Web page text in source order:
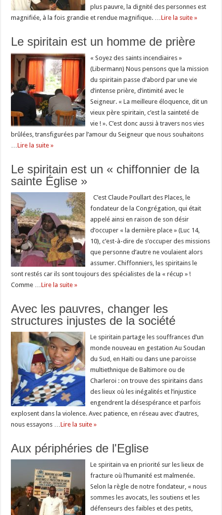
plus pauvre, la dignité des personnes est
magnifiée, à la fois grandie et rendue magnifique. …Lire la suite »
Le spiritain est un homme de prière
« Soyez des saints incendiaires »
(Libermann) Nous pensons que la mission
du spiritain passe d’abord par une vie
d’intense prière, d’intimité avec le
Seigneur. « La meilleure éloquence, dit un
vieux père spiritain, c’est la sainteté de
vie ! ». C’est donc aussi à travers nos vies
brûlées, transfigurées par l’amour du Seigneur que nous souhaitons
…Lire la suite »
Le spiritain est un « chiffonnier de la
sainte Église »
C’est Claude Poullart des Places, le
fondateur de la Congrégation, qui était
appelé ainsi en raison de son désir
d’occuper « la dernière place » (Luc 14,
10), c’est-à-dire de s’occuper des missions
que personne d’autre ne voulaient alors
assumer. Chiffonniers, les spiritains le
sont restés car ils sont toujours des spécialistes de la « récup » !
Comme …Lire la suite »
Avec les pauvres, changer les
structures injustes de la société
Le spiritain partage les souffrances d’un
monde nouveau en gestation Au Soudan
du Sud, en Haïti ou dans une paroisse
multiethnique de Baltimore ou de
Charleroi : on trouve des spiritains dans
des lieux où les inégalités et l’injustice
engendrent la désespérance et parfois
explosent dans la violence. Avec patience, en réseau avec d’autres,
nous essayons …Lire la suite »
Aux périphéries de l'Eglise
Le spiritain va en priorité sur les lieux de
fracture où l’humanité est malmenée.
Selon la règle de notre fondateur, « nous
sommes les avocats, les soutiens et les
défenseurs des faibles et des petits,